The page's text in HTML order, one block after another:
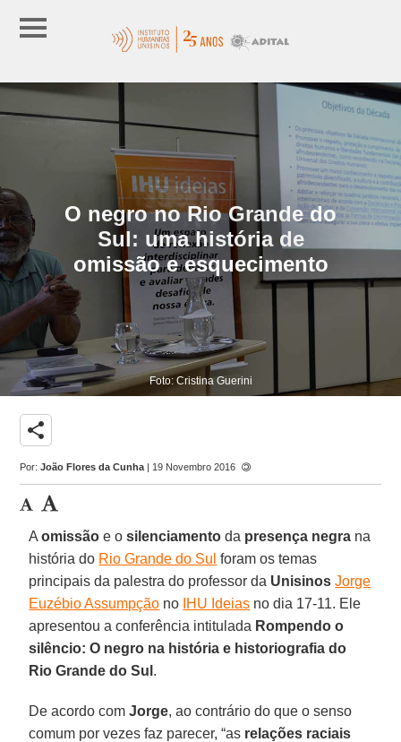
O negro no Rio Grande do
Sul: uma história de
omissão e esquecimento
Foto: Cristina Guerini
share
Por:João Flores da Cunha | 19 Novembro 2016
Aomissão e osilenciamento da presença negra na
história do Rio Grande do Sul foram os temas
principais da palestra do professor da Unisinos Jorge
Euzébio Assumpção no IHU Ideias no dia 17-11. Ele
apresentou a conferência intitulada Rompendo o
silêncio: O negro na história e historiografia do
Rio Grande do Sul .
De acordo comJorge, ao contrário do que o senso
comum por vezes faz parecer, “as relações raciais